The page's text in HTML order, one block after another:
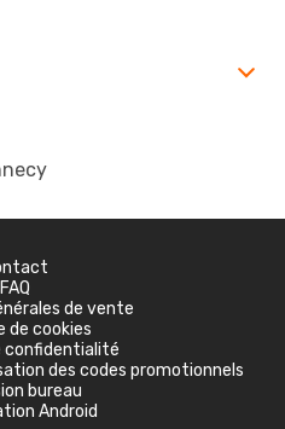
FAQ
de vente
de cookies
confidentialité
des codes promotionnels
bureau
Android